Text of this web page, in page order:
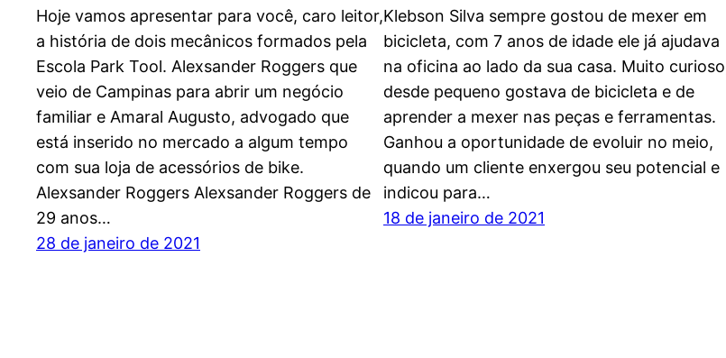
Hoje vamos apresentar para você, caro leitor,
a história de dois mecânicos formados pela
Escola Park Tool. Alexsander Roggers que
veio de Campinas para abrir um negócio
familiar e Amaral Augusto, advogado que
está inserido no mercado a algum tempo
com sua loja de acessórios de bike.
Alexsander Roggers Alexsander Roggers de
29 anos…
28 de janeiro de 2021
Klebson Silva sempre gostou de mexer em
bicicleta, com 7 anos de idade ele já ajudava
na oficina ao lado da sua casa. Muito
desde pequeno gostava de bicicleta e de
aprender a mexer nas peças e ferramentas.
Ganhou a oportunidade de evoluir no meio,
quando um cliente enxergou seu potencial e
indicou para…
18 de janeiro de 2021